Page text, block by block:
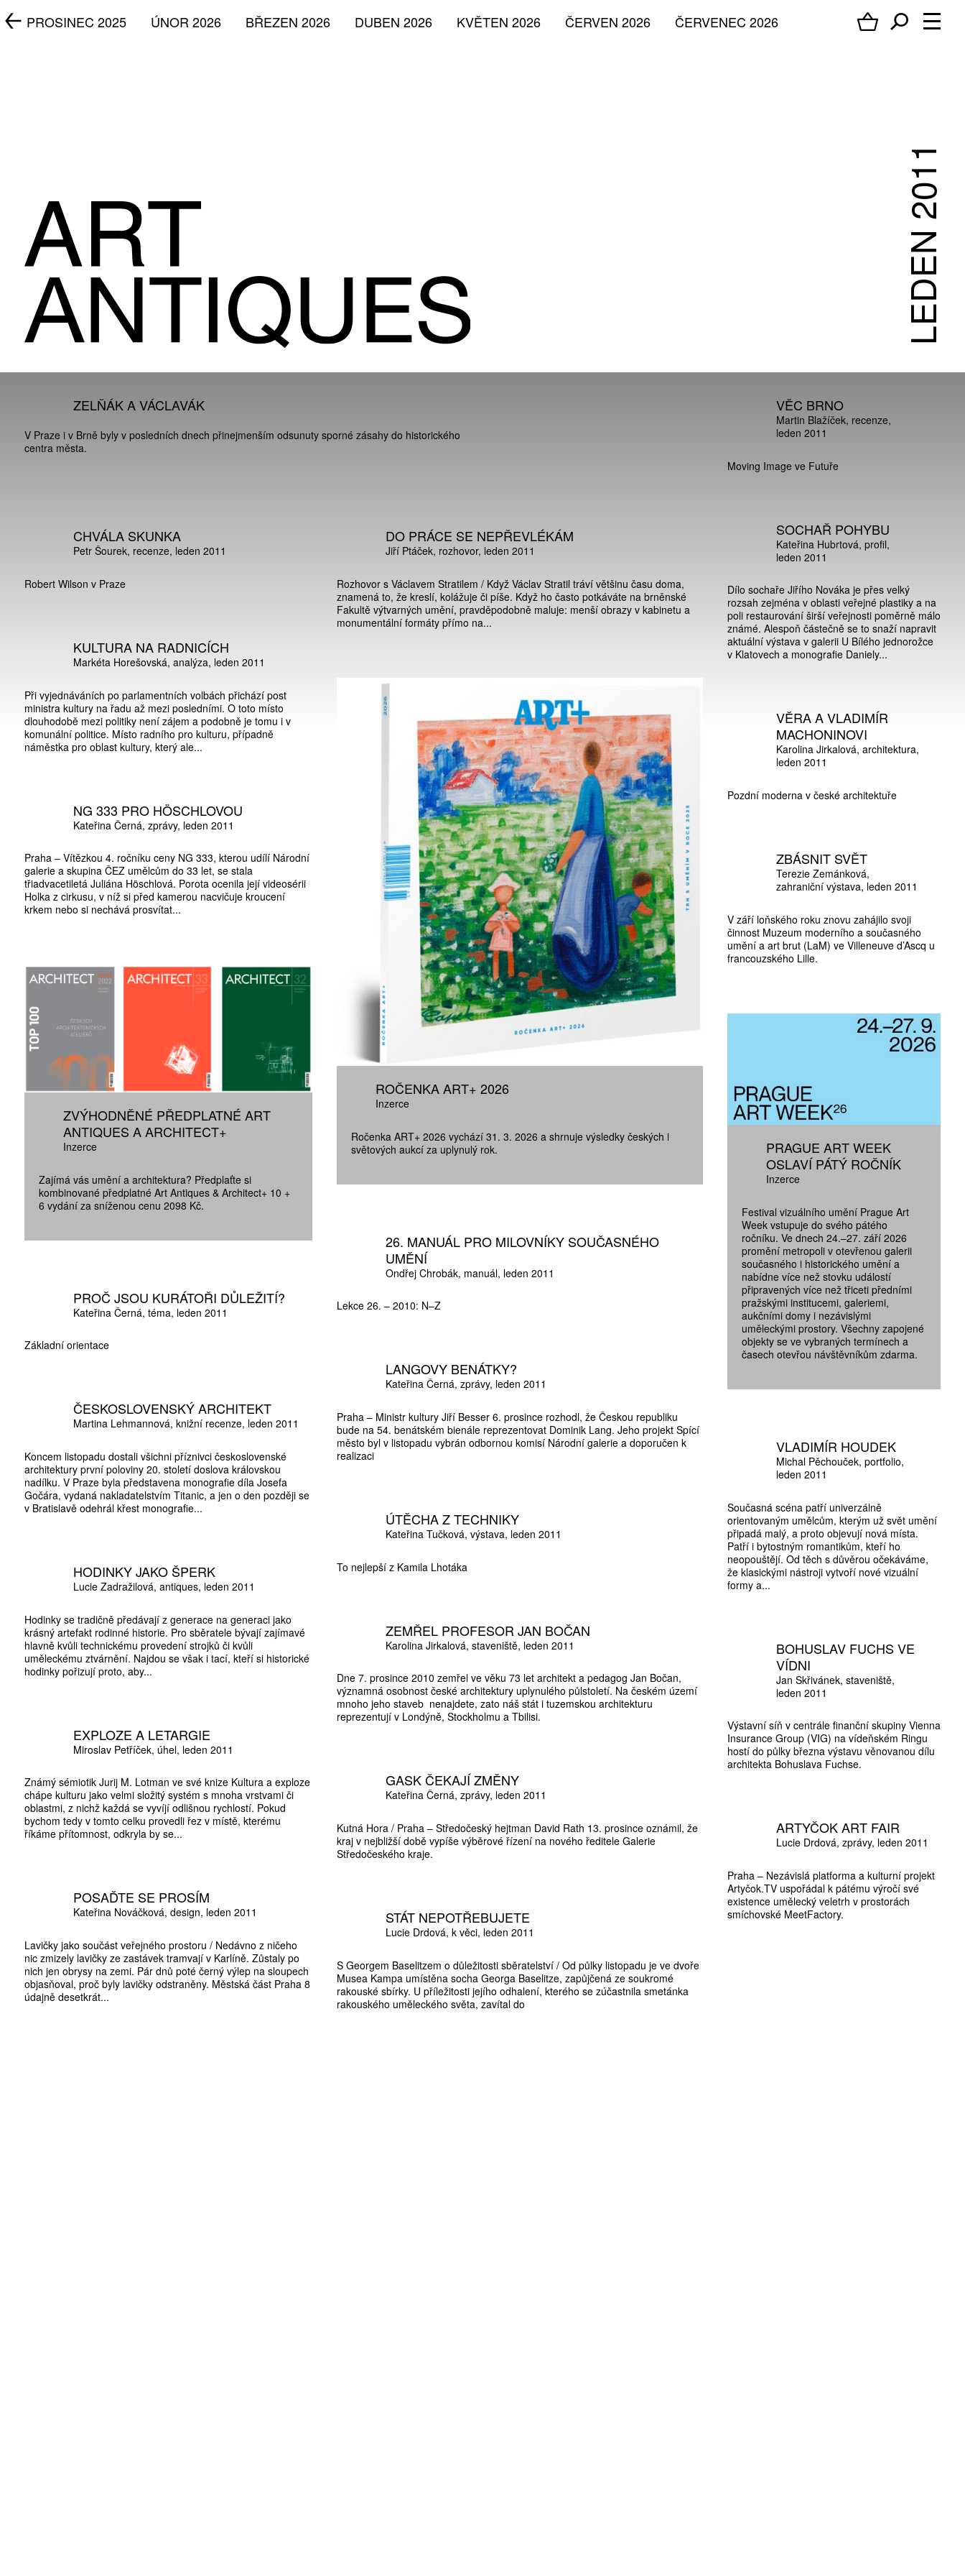
ČERVENEC 2026
ČERVEN 2026
KVĚTEN 2026
DUBEN 2026
BŘEZEN 2026
ÚNOR 2026
PROSINEC 2025
LEDEN 2011
ZELŇÁK A VÁCLAVÁK
V Praze i v Brně byly v posledních dnech přinejmenším odsunuty sporné zásahy do historického
centra města.
CHVÁLA SKUNKA
Petr Šourek recenze leden 2011
Robert Wilson v Praze
KULTURA NA RADNICÍCH
Markéta Horešovská analýza leden 2011
Při vyjednáváních po parlamentních volbách přichází post
ministra kultury na řadu až mezi posledními. O toto místo
dlouhodobě mezi politiky není zájem a podobně je tomu i v
komunální politice. Místo radního pro kulturu, případně
náměstka pro oblast kultury, který ale...
NG 333 PRO HÖSCHLOVOU
Kateřina Černá zprávy leden 2011
Praha – Vítězkou 4. ročníku ceny NG 333, kterou udílí Národní
galerie a skupina ČEZ umělcům do 33 let, se stala
třiadvacetiletá Juliána Höschlová. Porota ocenila její videosérii
Holka z cirkusu, v níž si před kamerou nacvičuje kroucení
krkem nebo si nechává prosvítat...
ZVÝHODNĚNÉ PŘEDPLATNÉ ART
ANTIQUES A ARCHITECT+
Inzerce
Zajímá vás umění a architektura? Předplaťte si
kombinované předplatné Art Antiques & Architect+ 10 +
6 vydání za sníženou cenu 2098 Kč.
PROČ JSOU KURÁTOŘI DŮLEŽITÍ?
Kateřina Černá téma leden 2011
Základní orientace
ČESKOSLOVENSKÝ ARCHITEKT
Martina Lehmannová knižní recenze leden 2011
Koncem listopadu dostali všichni příznivci československé
architektury první poloviny 20. století doslova královskou
nadílku. V Praze byla představena monografie díla Josefa
Gočára, vydaná nakladatelstvím Titanic, a jen o den později se
v Bratislavě odehrál křest monografie...
HODINKY JAKO ŠPERK
Lucie Zadražilová antiques leden 2011
Hodinky se tradičně předávají z generace na generaci jako
krásný artefakt rodinné historie. Pro sběratele bývají zajímavé
hlavně kvůli technickému provedení strojků či kvůli
uměleckému ztvárnění. Najdou se však i tací, kteří si historické
hodinky pořizují proto, aby...
EXPLOZE A LETARGIE
Miroslav Petříček úhel leden 2011
Známý sémiotik Jurij M. Lotman ve své knize Kultura a exploze
chápe kulturu jako velmi složitý systém s mnoha vrstvami či
oblastmi, z nichž každá se vyvíjí odlišnou rychlostí. Pokud
bychom tedy v tomto celku provedli řez v místě, kterému
říkáme přítomnost, odkryla by se...
POSAĎTE SE PROSÍM
Kateřina Nováčková design leden 2011
Lavičky jako součást veřejného prostoru / Nedávno z ničeho
nic zmizely lavičky ze zastávek tramvají v Karlíně. Zůstaly po
nich jen obrysy na zemi. Pár dnů poté černý výlep na sloupech
objasňoval, proč byly lavičky odstraněny. Městská část Praha 8
údajně desetkrát...
DO PRÁCE SE NEPŘEVLÉKÁM
Jiří Ptáček rozhovor leden 2011
Rozhovor s Václavem Stratilem / Když Václav Stratil tráví většinu času doma,
znamená to, že kreslí, kolážuje či píše. Když ho často potkáváte na brněnské
Fakultě výtvarných umění, pravděpodobně maluje: menší obrazy v kabinetu a
monumentální formáty přímo na...
ROČENKA ART+ 2026
Inzerce
Ročenka ART+ 2026 vychází 31. 3. 2026 a shrnuje výsledky českých i
světových aukcí za uplynulý rok.
26. MANUÁL PRO MILOVNÍKY SOUČASNÉHO
UMĚNÍ
Ondřej Chrobák manuál leden 2011
Lekce 26. – 2010: N–Z
LANGOVY BENÁTKY?
Kateřina Černá zprávy leden 2011
Praha – Ministr kultury Jiří Besser 6. prosince rozhodl, že Českou republiku
bude na 54. benátském bienále reprezentovat Dominik Lang. Jeho projekt Spící
město byl v listopadu vybrán odbornou komisí Národní galerie a doporučen k
realizaci
ÚTĚCHA Z TECHNIKY
Kateřina Tučková výstava leden 2011
To nejlepší z Kamila Lhotáka
ZEMŘEL PROFESOR JAN BOČAN
Karolina Jirkalová staveniště leden 2011
Dne 7. prosince 2010 zemřel ve věku 73 let architekt a pedagog Jan Bočan,
významná osobnost české architektury uplynulého půlstoletí. Na českém území
mnoho jeho staveb nenajdete, zato náš stát i tuzemskou architekturu
reprezentují v Londýně, Stockholmu a Tbilisi.
GASK ČEKAJÍ ZMĚNY
Kateřina Černá zprávy leden 2011
Kutná Hora / Praha – Středočeský hejtman David Rath 13. prosince oznámil, že
kraj v nejbližší době vypíše výběrové řízení na nového ředitele Galerie
Středočeského kraje.
STÁT NEPOTŘEBUJETE
Lucie Drdová k věci leden 2011
S Georgem Baselitzem o důležitosti sběratelství / Od půlky listopadu je ve dvoře
Musea Kampa umístěna socha Georga Baselitze, zapůjčená ze soukromé
rakouské sbírky. U příležitosti jejího odhalení, kterého se zúčastnila smetánka
rakouského uměleckého světa, zavítal do
VĚC BRNO
Martin Blažíček recenze
leden 2011
Moving Image ve Futuře
SOCHAŘ POHYBU
Kateřina Hubrtová profil
leden 2011
Dílo sochaře Jiřího Nováka je přes velký
rozsah zejména v oblasti veřejné plastiky a na
poli restaurování širší veřejnosti poměrně málo
známé. Alespoň částečně se to snaží napravit
aktuální výstava v galerii U Bílého jednorožce
v Klatovech a monografie Daniely...
VĚRA A VLADIMÍR
MACHONINOVI
Karolina Jirkalová architektura
leden 2011
Pozdní moderna v české architektuře
ZBÁSNIT SVĚT
Terezie Zemánková
zahraniční výstava leden 2011
V září loňského roku znovu zahájilo svoji
činnost Muzeum moderního a současného
umění a art brut (LaM) ve Villeneuve d’Ascq u
francouzského Lille.
PRAGUE ART WEEK
OSLAVÍ PÁTÝ ROČNÍK
Inzerce
Festival vizuálního umění Prague Art
Week vstupuje do svého pátého
ročníku. Ve dnech 24.–27. září 2026
promění metropoli v otevřenou galerii
současného i historického umění a
nabídne více než stovku událostí
připravených více než třiceti předními
pražskými institucemi, galeriemi,
aukčními domy i nezávislými
uměleckými prostory. Všechny zapojené
objekty se ve vybraných termínech a
časech otevřou návštěvníkům zdarma.
VLADIMÍR HOUDEK
Michal Pěchouček portfolio
leden 2011
Současná scéna patří univerzálně
orientovaným umělcům, kterým už svět umění
připadá malý, a proto objevují nová místa.
Patří i bytostným romantikům, kteří ho
neopouštějí. Od těch s důvěrou očekáváme,
že klasickými nástroji vytvoří nové vizuální
formy a...
BOHUSLAV FUCHS VE
VÍDNI
Jan Skřivánek staveniště
leden 2011
Výstavní síň v centrále finanční skupiny Vienna
Insurance Group (VIG) na vídeňském Ringu
hostí do půlky března výstavu věnovanou dílu
architekta Bohuslava Fuchse.
ARTYČOK ART FAIR
Lucie Drdová zprávy leden 2011
Praha – Nezávislá platforma a kulturní projekt
Artyčok.TV uspořádal k pátému výročí své
existence umělecký veletrh v prostorách
smíchovské MeetFactory.
ZÍSKEJTE
ROČNÍ PŘEDPLATNÉ
ZA 1100 KČ
10 TIŠTĚNÝCH ČÍSEL
365 DNÍ ONLINE VERZE
KOUPIT PŘEDPLATNÉ